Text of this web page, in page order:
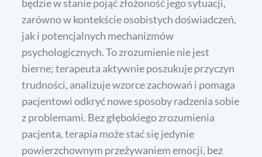
będzie w stanie pojąć złożoność jego sytuacji,
zarówno w kontekście osobistych doświadczeń,
jak i potencjalnych mechanizmów
psychologicznych. To zrozumienie nie jest
bierne; terapeuta aktywnie poszukuje przyczyn
trudności, analizuje wzorce zachowań i pomaga
pacjentowi odkryć nowe sposoby radzenia sobie
z problemami. Bez głębokiego zrozumienia
pacjenta, terapia może stać się jedynie
powierzchownym przeżywaniem emocji, bez